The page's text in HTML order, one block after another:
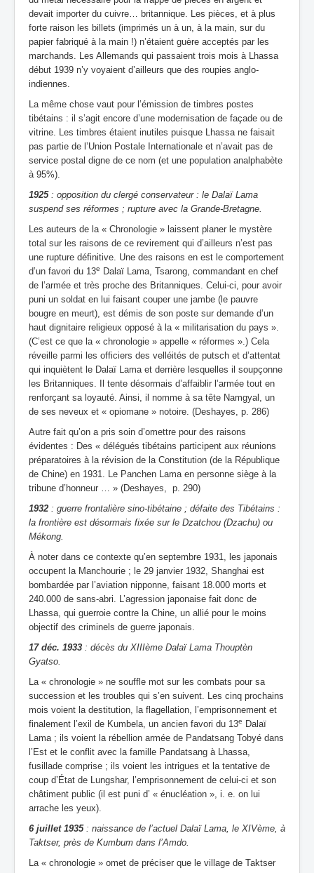
devait importer du cuivre… britannique. Les pièces, et à plus
forte raison les billets (imprimés un à un, à la main, sur du
papier fabriqué à la main !) n’étaient guère acceptés par les
marchands. Les Allemands qui passaient trois mois à Lhassa
début 1939 n’y voyaient d’ailleurs que des roupies anglo-
indiennes.
La même chose vaut pour l’émission de timbres postes
tibétains : il s’agit encore d’une modernisation de façade ou de
vitrine. Les timbres étaient inutiles puisque Lhassa ne faisait
pas partie de l’Union Postale Internationale et n’avait pas de
service postal digne de ce nom (et une population analphabète
à 95%).
1925 : opposition du clergé conservateur : le Dalaï Lama
suspend ses réformes ; rupture avec la Grande-Bretagne.
Les auteurs de la « Chronologie » laissent planer le mystère
total sur les raisons de ce revirement qui d’ailleurs n’est pas
une rupture définitive. Une des raisons en est le comportement
d’un favori du 13e
Dalaï Lama, Tsarong, commandant en chef
de l’armée et très proche des Britanniques. Celui-ci, pour avoir
puni un soldat en lui faisant couper une jambe (le pauvre
bougre en meurt), est démis de son poste sur demande d’un
haut dignitaire religieux opposé à la « militarisation du pays ».
(C’est ce que la « chronologie » appelle « réformes ».) Cela
réveille parmi les officiers des velléités de putsch et d’attentat
qui inquiètent le Dalaï Lama et derrière lesquelles il soupçonne
les Britanniques. Il tente désormais d’affaiblir l’armée tout en
renforçant sa loyauté. Ainsi, il nomme à sa tête Namgyal, un
de ses neveux et « opiomane » notoire. (Deshayes, p. 286)
Autre fait qu’on a pris soin d’omettre pour des raisons
évidentes : Des « délégués tibétains participent aux réunions
préparatoires à la révision de la Constitution (de la République
de Chine) en 1931. Le Panchen Lama en personne siège à la
tribune d’honneur … » (Deshayes, p. 290)
1932 : guerre frontalière sino-tibétaine ; défaite des Tibétains :
la frontière est désormais fixée sur le Dzatchou (Dzachu) ou
Mékong.
À noter dans ce contexte qu’en septembre 1931, les japonais
occupent la Manchourie ; le 29 janvier 1932, Shanghai est
bombardée par l’aviation nipponne, faisant 18.000 morts et
240.000 de sans-abri. L’agression japonaise fait donc de
Lhassa, qui guerroie contre la Chine, un allié pour le moins
objectif des criminels de guerre japonais.
17 déc. 1933 : décès du XIIIème Dalaï Lama Thouptèn
Gyatso.
La « chronologie » ne souffle mot sur les combats pour sa
succession et les troubles qui s’en suivent. Les cinq prochains
mois voient la destitution, la flagellation, l’emprisonnement et
finalement l’exil de Kumbela, un ancien favori du 13e
Dalaï
Lama ; ils voient la rébellion armée de Pandatsang Tobyé dans
l’Est et le conflit avec la famille Pandatsang à Lhassa,
fusillade comprise ; ils voient les intrigues et la tentative de
coup d’État de Lungshar, l’emprisonnement de celui-ci et son
châtiment public (il est puni d’ « énucléation », i. e. on lui
arrache les yeux).
6 juillet 1935 : naissance de l’actuel Dalaï Lama, le XIVème, à
Taktser, près de Kumbum dans l’Amdo.
La « chronologie » omet de préciser que le village de Taktser